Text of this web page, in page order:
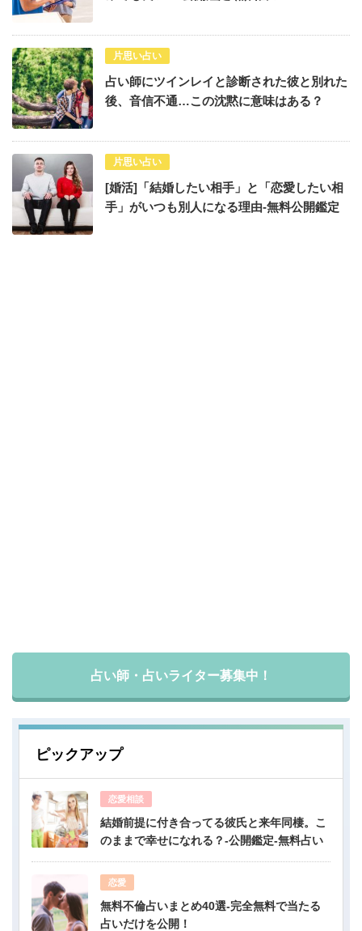
片思い占い
占い師にツインレイと診断された彼と別れた
後、音信不通…この沈黙に意味はある？
片思い占い
[婚活]「結婚したい相手」と「恋愛したい相
手」がいつも別人になる理由-無料公開鑑定
占い師・占いライター募集中！
ピックアップ
恋愛相談
結婚前提に付き合ってる彼氏と来年同棲。こ
のままで幸せになれる？-公開鑑定-無料占い
恋愛
無料不倫占いまとめ40選-完全無料で当たる
占いだけを公開！